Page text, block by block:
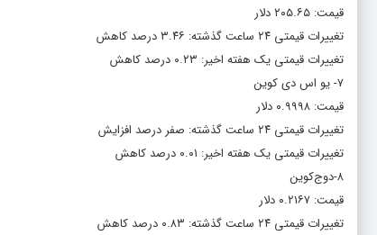
قیمت: ۲۰۵.۶۵ دلار
تغییرات قیمتی ۲۴ ساعت گذشته: ۳.۴۶ درصد کاهش
تغییرات قیمتی یک هفته اخیر: ۰.۲۳ درصد کاهش
۷- یو اس دی کوین
قیمت: ۰.۹۹۹۸ دلار
تغییرات قیمتی ۲۴ ساعت گذشته: صفر درصد افزایش
تغییرات قیمتی یک هفته اخیر: ۰.۰۱ درصد کاهش
۸-دوج‌کوین
قیمت: ۰.۲۱۶۷ دلار
تغییرات قیمتی ۲۴ ساعت گذشته: ۰.۸۳ درصد کاهش